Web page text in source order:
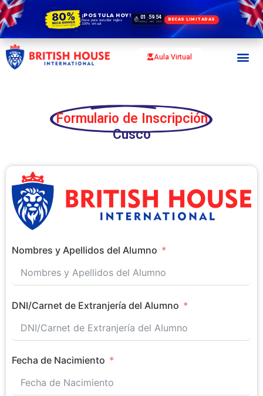
¡POSTULA HOY!
Beca para estudiar ingles
100% virtual
01
HORAS
:59
MIN
:53
SEG BECAS LIMITADAS
Aula Virtual
Formulario de Inscripción
Cusco
Nombres y Apellidos del Alumno
DNI/Carnet de Extranjería del Alumno
Fecha de Nacimiento